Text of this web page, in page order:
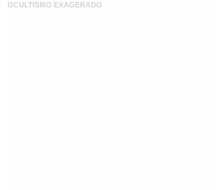
OCULTISMO EXAGERADO